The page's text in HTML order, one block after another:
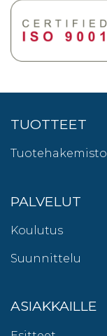
TUOTTEET
Tuotehakemisto
PALVELUT
Koulutus
Suunnittelu
ASIAKKAILLE